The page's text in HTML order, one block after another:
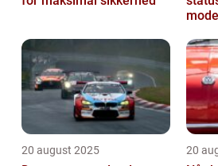
20 august 2025 20